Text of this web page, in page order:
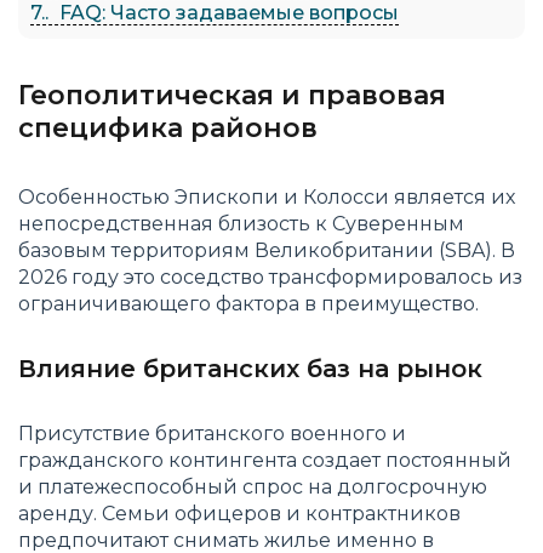
7.
FAQ: Часто задаваемые вопросы
Геополитическая и правовая
специфика районов
Особенностью Эпископи и Колосси является их
непосредственная близость к Суверенным
базовым территориям Великобритании (SBA). В
2026 году это соседство трансформировалось из
ограничивающего фактора в преимущество.
Влияние британских баз на рынок
Присутствие британского военного и
гражданского контингента создает постоянный
и платежеспособный спрос на долгосрочную
аренду. Семьи офицеров и контрактников
предпочитают снимать жилье именно в